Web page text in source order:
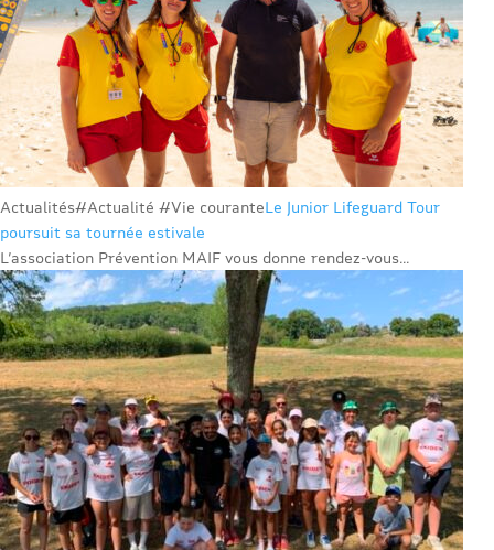
Actualités#Actualité #Vie couranteLe Junior Lifeguard Tour
poursuit sa tournée estivale
L’association Prévention MAIF vous donne rendez-vous...